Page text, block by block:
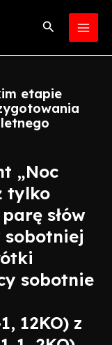
Search
etapie
„Noc
tylko
słów
sobotniej
sobotnie
12KO) z